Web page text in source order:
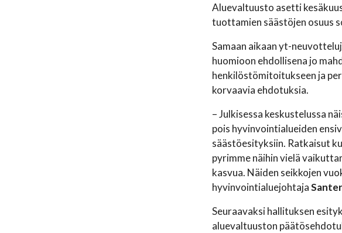
Aluevaltuusto asetti
tuottamien säästöjen osuus
Samaan aikaan yt-
huomioon ehdollisena jo
henkilöstömitoitukseen ja
korvaavia ehdotuksia.
– Julkisessa keskustelussa
pois hyvinvointialueiden
säästöesityksiin. Ratkaisut
pyrimme näihin vielä
kasvua. Näiden seikkojen
hyvinvointialuejohtaja
Seuraavaksi hallituksen
aluevaltuuston